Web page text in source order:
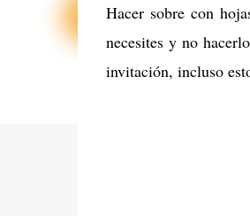
Hacer sobre con
necesites y no
invitación, incluso